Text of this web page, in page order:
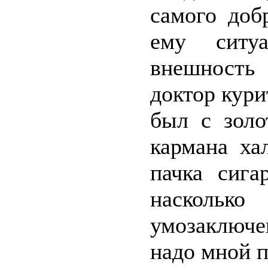
самого
ему
доктор
был с
кармана
пачка
надо мной